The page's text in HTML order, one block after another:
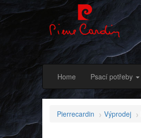
Home Psací potřeby
Pierrecardin Výprodej